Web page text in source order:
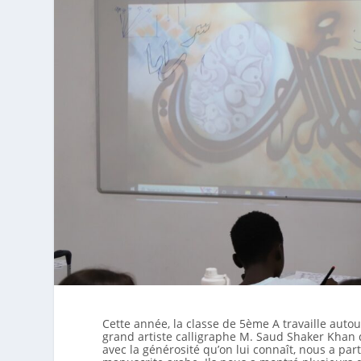
Cette année, la classe de 5ème A travaille
grand artiste calligraphe M. Saud Shaker
avec la générosité qu’on lui connaît, nous a